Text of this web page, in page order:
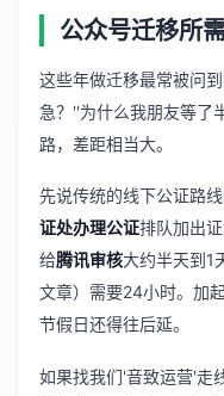
公众号迁移所
这些年做迁移最常被问
急？''为什么我朋友等了
路，差距相当大。
先说传统的线下公证路线
证处办理公证排队加出
给腾讯审核大约半天到1
文章）需要24小时。加
节假日还得往后延。
如果找我们'音致运营'走